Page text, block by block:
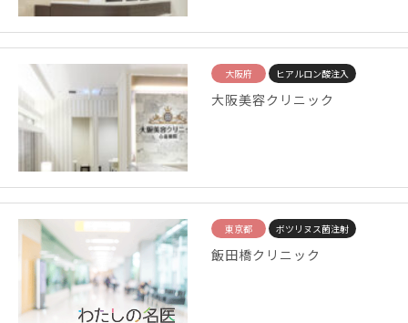
大阪府 ヒアルロン酸注入
大阪美容クリニック
東京都 ボツリヌス菌注射
飯田橋クリニック